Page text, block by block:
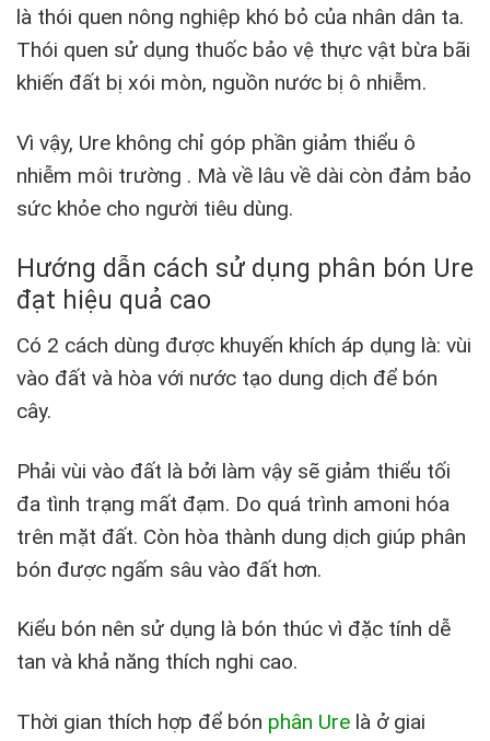
là thói quen nông nghiệp khó bỏ của nhân dân ta.
Thói quen sử dụng thuốc bảo vệ thực vật bừa bãi
khiến đất bị xói mòn, nguồn nước bị ô nhiễm.
Vì vậy, Ure không chỉ góp phần giảm thiểu ô
nhiễm môi trường . Mà về lâu về dài còn đảm bảo
sức khỏe cho người tiêu dùng.
Hướng dẫn cách sử dụng phân bón Ure
đạt hiệu quả cao
Có 2 cách dùng được khuyến khích áp dụng là: vùi
vào đất và hòa với nước tạo dung dịch để bón
cây.
Phải vùi vào đất là bởi làm vậy sẽ giảm thiểu tối
đa tình trạng mất đạm. Do quá trình amoni hóa
trên mặt đất. Còn hòa thành dung dịch giúp phân
bón được ngấm sâu vào đất hơn.
Kiểu bón nên sử dụng là bón thúc vì đặc tính dễ
tan và khả năng thích nghi cao.
Thời gian thích hợp để bón phân Ure là ở giai